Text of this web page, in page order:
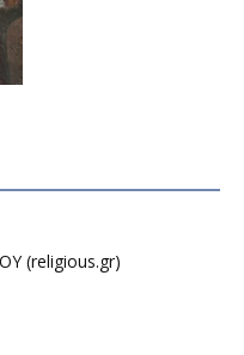
(religious.gr)